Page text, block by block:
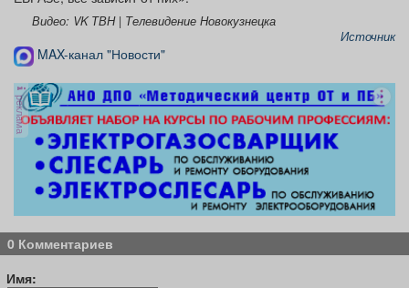
Видео: VK ТВН | Телевидение Новокузнецка
Источник
MAX-канал "Новости"
реклама
0 Комментариев
Имя: